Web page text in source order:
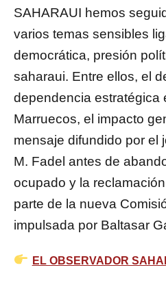
SAHARAUI hemos
varios temas sensibles
democrática, presión
saharaui. Entre ellos, el
dependencia estratégica
Marruecos, el impacto
mensaje difundido por el
M. Fadel antes de
ocupado y la
parte de la nueva
impulsada por Baltasar
EL OBSERVADOR